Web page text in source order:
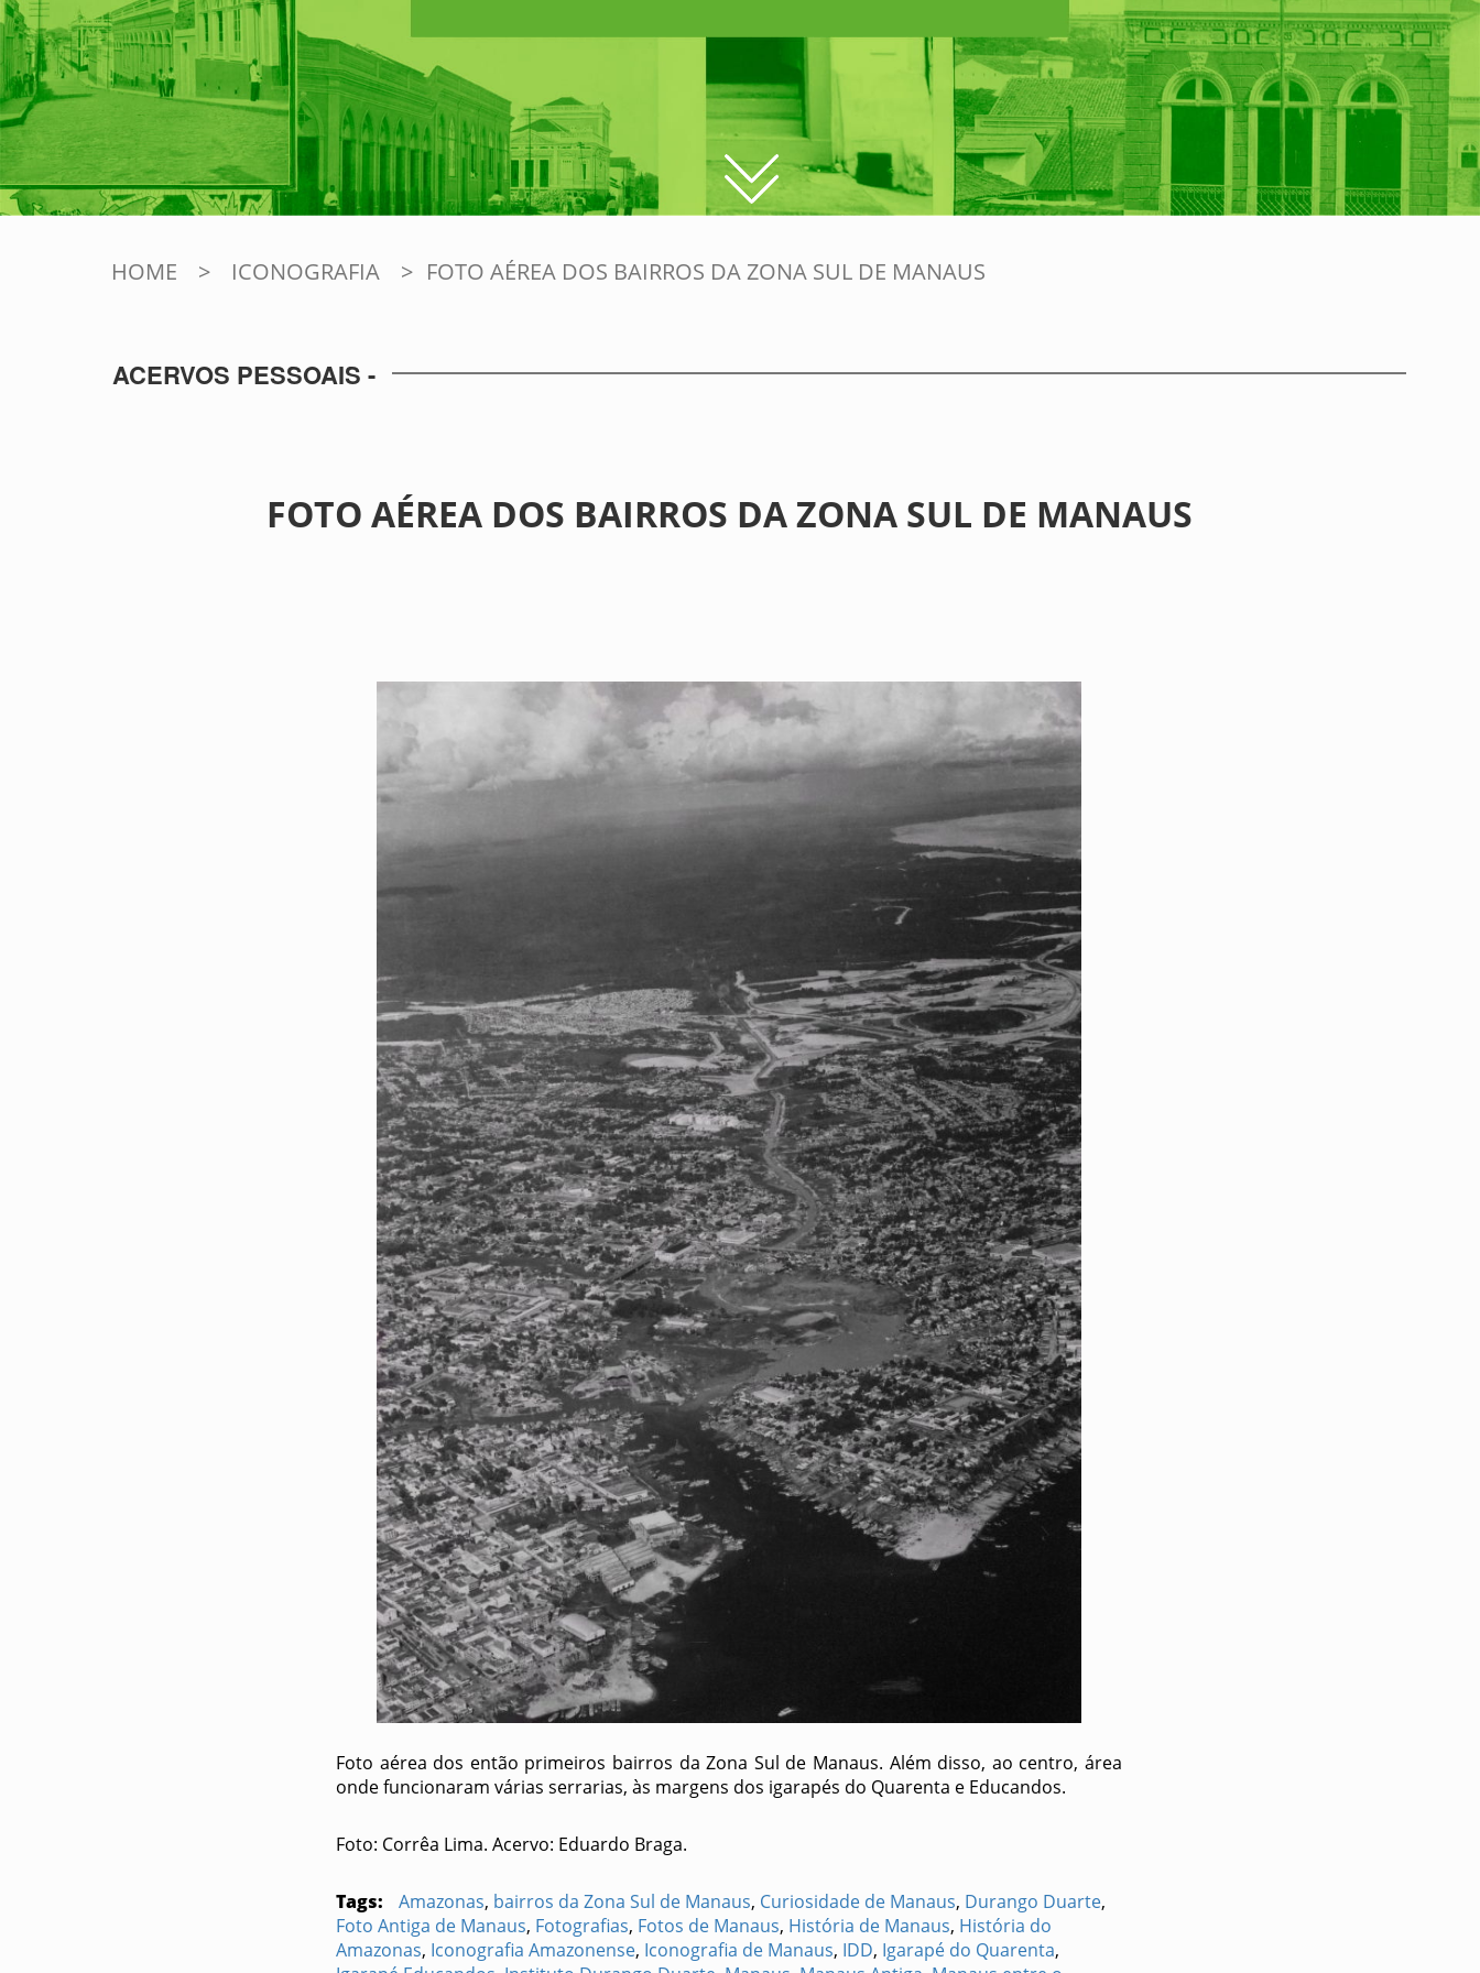
HOME > ICONOGRAFIA > FOTO AÉREA DOS BAIRROS DA ZONA SUL DE MANAUS
ACERVOS PESSOAIS -
FOTO AÉREA DOS BAIRROS DA ZONA SUL DE MANAUS
Foto aérea dos então primeiros bairros da Zona Sul de Manaus. Além disso, ao centro, área
onde funcionaram várias serrarias, às margens dos igarapés do Quarenta e Educandos.
Foto: Corrêa Lima. Acervo: Eduardo Braga.
Tags: Amazonas, bairros da Zona Sul de Manaus, Curiosidade de Manaus, Durango Duarte,
Foto Antiga de Manaus, Fotografias, Fotos de Manaus, História de Manaus, História do
Amazonas, Iconografia Amazonense, Iconografia de Manaus, IDD, Igarapé do Quarenta,